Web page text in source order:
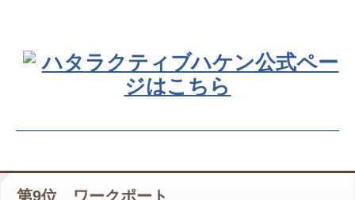
ハタラクティブハケン公式ペー
ジはこちら
第9位 ワークポート